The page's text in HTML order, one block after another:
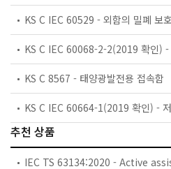
KS C IEC 60529 - 외함의 밀폐 보
KS C 8567 - 태양광발전용 접속함
추천 상품